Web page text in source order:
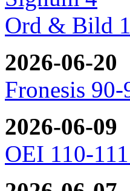
Ord & Bild
2026-06-20
Fronesis
2026-06-09
OEI 110-